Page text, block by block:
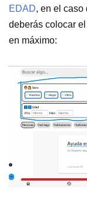
EDAD, en el caso
deberás colocar
en máximo: